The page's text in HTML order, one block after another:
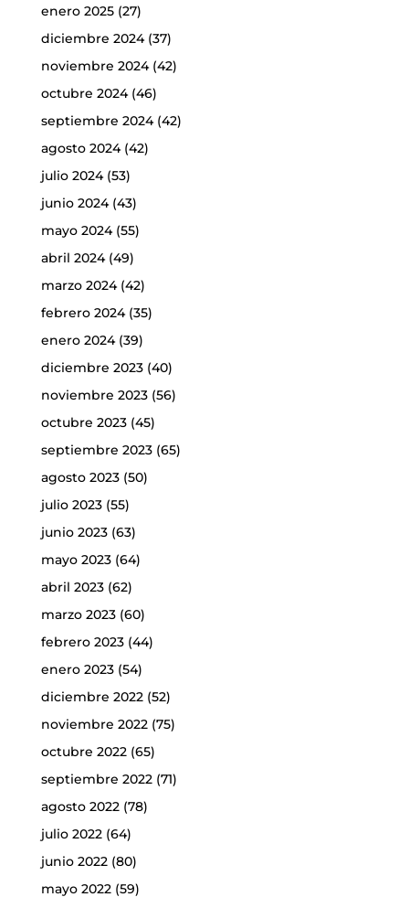
enero 2025(27)
diciembre 2024(37)
noviembre 2024(42)
octubre 2024(46)
septiembre 2024(42)
agosto 2024(42)
julio 2024(53)
junio 2024(43)
mayo 2024(55)
abril 2024(49)
marzo 2024(42)
febrero 2024(35)
enero 2024(39)
diciembre 2023(40)
noviembre 2023(56)
octubre 2023(45)
septiembre 2023(65)
agosto 2023(50)
julio 2023(55)
junio 2023(63)
mayo 2023(64)
abril 2023(62)
marzo 2023(60)
febrero 2023(44)
enero 2023(54)
diciembre 2022(52)
noviembre 2022(75)
octubre 2022(65)
septiembre 2022(71)
agosto 2022(78)
julio 2022(64)
junio 2022(80)
mayo 2022(59)